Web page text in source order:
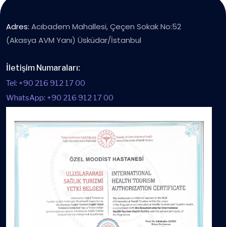
Adres: Acıbadem Mahallesi, Çeçen Sokak No:52
(Akasya AVM Yanı) Üsküdar/İstanbul
İletişim Numaraları:
Tel: +90 216 912 17 00
WhatsApp: +90 216 912 17 00